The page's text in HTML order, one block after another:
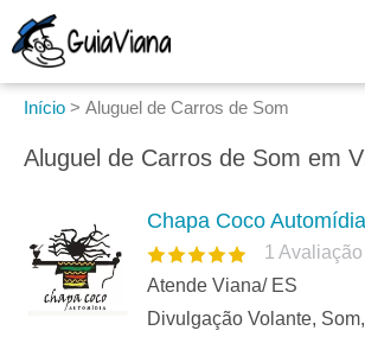
Início > Aluguel de Carros de Som
Aluguel de Carros de Som em
Chapa Coco Automídia
1 Avaliação
Atende Viana/ ES
Divulgação Volante,